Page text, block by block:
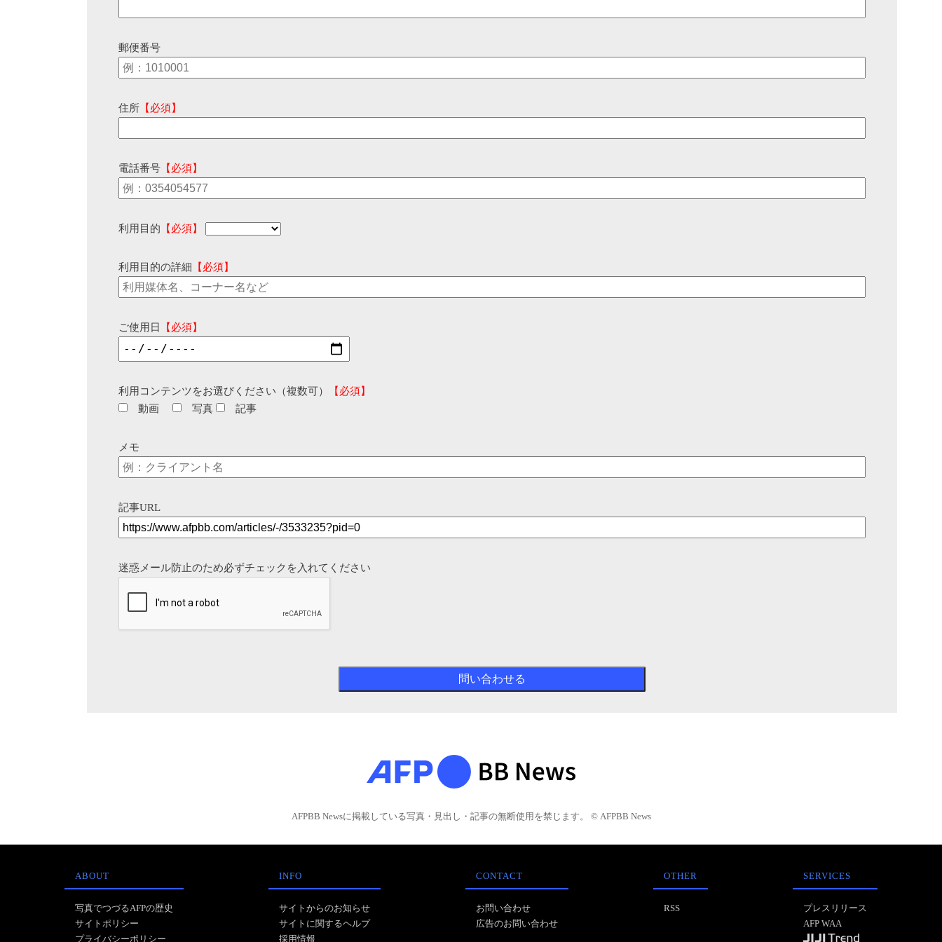
郵便番号
住所 【必須】
電話番号 【必須】
利用目的 【必須】
利用目的の詳細 【必須】
ご使用日 【必須】
利用コンテンツをお選びください（複数可）
【必須】
動画
写真 記事
メモ
記事URL
迷惑メール防止のため必ずチェックを入れてください
AFPBB Newsに掲載している写真・見出し・記事の無断使用を禁じます。 © AFPBB News
ABOUT
写真でつづるAFPの歴史
サイトポリシー
プライバシーポリシー
INFO
サイトからのお知らせ
サイトに関するヘルプ
採用情報
CONTACT
お問い合わせ
広告のお問い合わせ
OTHER
RSS
SERVICES
プレスリリース
AFP WAA